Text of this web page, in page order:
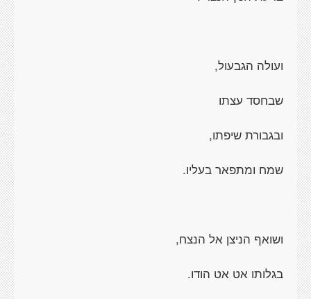
ועולה הגבעול,
שבחסד עצתו
ובגבורת שיפתו,
שמח ומתפאר בעליו.
ושואף הניצן אל הנצח,
בגלותו אט אט הודו.